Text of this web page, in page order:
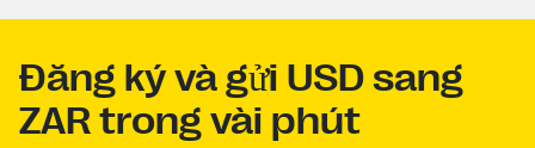
Đăng ký và gửi USD sang
ZAR trong vài phút